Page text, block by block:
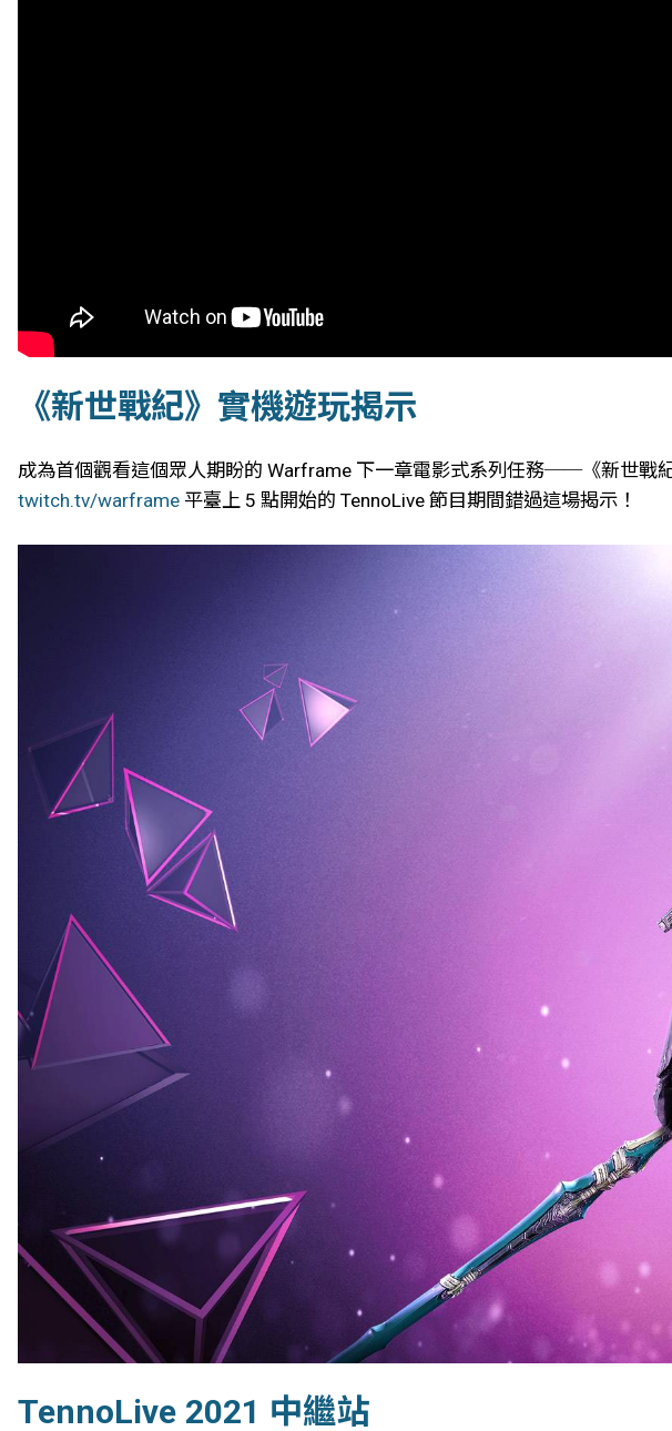
《新世戰紀》實機遊玩揭示
成為首個觀看這個眾人期盼的 Warframe 下一章電影式系列任務──《新世戰
twitch.tv/warframe 平臺上 5 點開始的 TennoLive 節目期間錯過這場揭示！
TennoLive 2021 中繼站